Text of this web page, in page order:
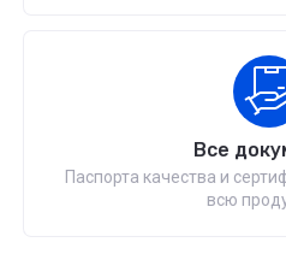
Все
Паспорта качества и
всю